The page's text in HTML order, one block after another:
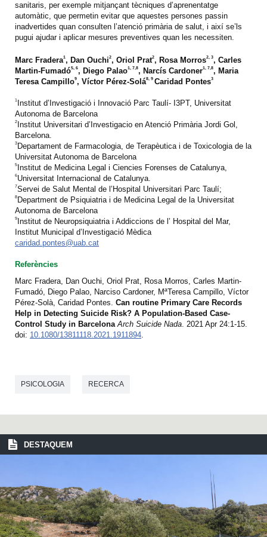
sanitaris, per exemple mitjançant tècniques d’aprenentatge
automàtic, que permetin evitar que aquestes persones passin
inadvertides quan consulten l’atenció primària de salut, i així se’ls
pugui ajudar i aplicar mesures preventives quan les necessiten.
Marc Fradera1 , Dan Ouchi2, Oriol Prat2, Rosa Morros2, 3, Carles
Martin-Fumadó5, 6, Diego Palao1, 7,8, Narcís Cardoner1, 7,8, Maria
Teresa Campillo9, Víctor Pérez-Solá8, 9 Caridad Pontes3
1
Institut d’Investigació i Innovació Parc Taulí- I3PT, Universitat
Autonoma de Barcelona
2 Institut Universitari d’Investigacio en Atenció Primària Jordi Gol,
Barcelona.
3 Departament de Farmacologia, de Terapèutica i de Toxicologia de la
Universitat Autonoma de Barcelona
5 Institut de Medicina Legal i Ciencies Forenses de Catalunya,
6Universitat Internacional de Catalunya.
7Servei de Salut Mental de l’Hospital Universitari Parc Taulí;
8 Department de Psiquiatria i de Medicina Legal de la Universitat
Autonoma de Barcelona
9 Institut de Neuropsiquiatria i Addiccions de l’ Hospital del Mar,
Institut Municipal d’Investigació Mèdica
caridad.pontes@uab.cat
Referències
Marc Fradera, Dan Ouchi, Oriol Prat, Rosa Morros, Carles Martin-
Fumadó, Diego Palao, Narciso Cardoner, MªTeresa Campillo, Víctor
Pérez-Solà, Caridad Pontes. Can routine Primary Care Records
Help in Detecting Suicide Risk? A Population-Based Case-
Control Study in BarcelonaArch Suicide Nada. 2021 Apr 24:1-15.
doi: 10.1080/13811118.2021.1911894.
PSICOLOGIA RECERCA
DESTAQUEM